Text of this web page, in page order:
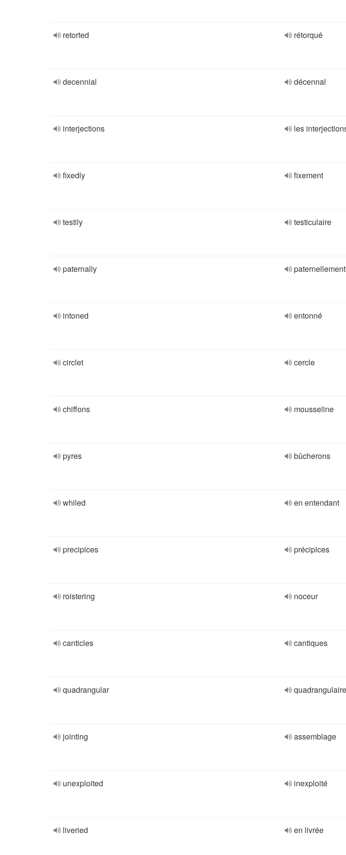
retorted rétorqué
decennial décennal
interjections les
fixedly fixement
testily testiculaire
paternally paternellement
intoned entonné
circlet cercle
chiffons mousseline
pyres bûcherons
whiled en entendant
precipices précipices
roistering noceur
canticles cantiques
quadrangular quadrangulaire
jointing assemblage
unexploited inexploité
liveried en livrée